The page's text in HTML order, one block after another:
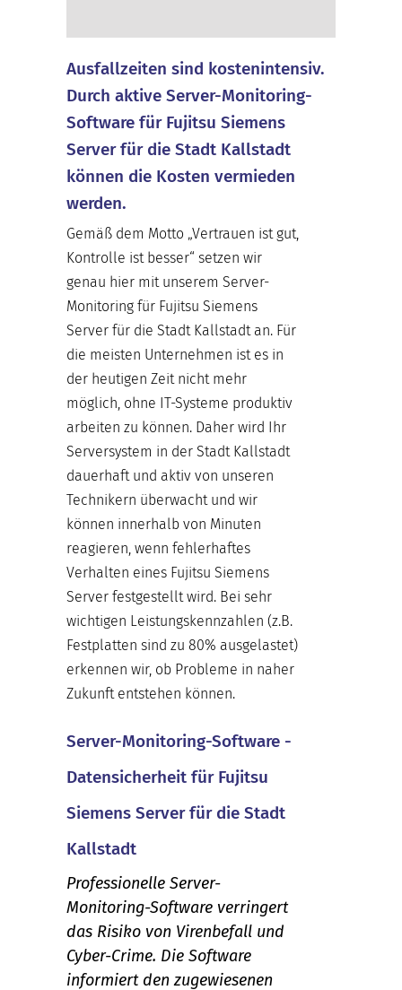
Ausfallzeiten sind kostenintensiv.
Durch aktive Server-Monitoring-
Software für Fujitsu Siemens
Server für die Stadt Kallstadt
können die Kosten vermieden
werden.
Gemäß dem Motto „Vertrauen ist gut,
Kontrolle ist besser“ setzen wir
genau hier mit unserem Server-
Monitoring für Fujitsu Siemens
Server für die Stadt Kallstadt an. Für
die meisten Unternehmen ist es in
der heutigen Zeit nicht mehr
möglich, ohne IT-Systeme produktiv
arbeiten zu können. Daher wird Ihr
Serversystem in der Stadt Kallstadt
dauerhaft und aktiv von unseren
Technikern überwacht und wir
können innerhalb von Minuten
reagieren, wenn fehlerhaftes
Verhalten eines Fujitsu Siemens
Server festgestellt wird. Bei sehr
wichtigen Leistungskennzahlen (z.B.
Festplatten sind zu 80% ausgelastet)
erkennen wir, ob Probleme in naher
Zukunft entstehen können.
Server-Monitoring-Software -
Datensicherheit für Fujitsu
Siemens Server für die Stadt
Kallstadt
Professionelle Server-
Monitoring-Software verringert
das Risiko von Virenbefall und
Cyber-Crime. Die Software
informiert den zugewiesenen